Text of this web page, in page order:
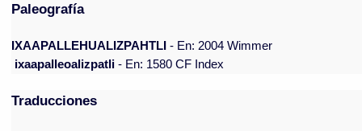
Paleografía
IXAAPALLEHUALIZPAHTLI - En: 2004 Wimmer
ixaapalleoalizpatli - En: 1580 CF Index
Traducciones